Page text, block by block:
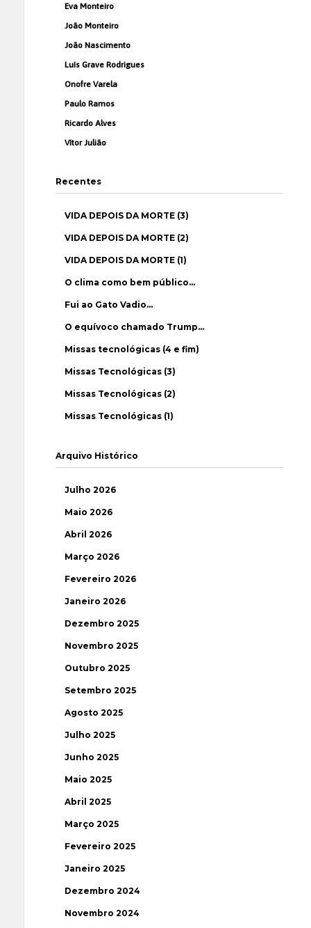
Eva Monteiro
João Monteiro
João Nascimento
Luís Grave Rodrigues
Onofre Varela
Paulo Ramos
Ricardo Alves
Vítor Julião
Recentes
VIDA DEPOIS DA MORTE (3)
VIDA DEPOIS DA MORTE (2)
VIDA DEPOIS DA MORTE (1)
O clima como bem público…
Fui ao Gato Vadio…
O equívoco chamado Trump…
Missas tecnológicas (4 e fim)
Missas Tecnológicas (3)
Missas Tecnológicas (2)
Missas Tecnológicas (1)
Arquivo Histórico
Julho 2026
Maio 2026
Abril 2026
Março 2026
Fevereiro 2026
Janeiro 2026
Dezembro 2025
Novembro 2025
Outubro 2025
Setembro 2025
Agosto 2025
Julho 2025
Junho 2025
Maio 2025
Abril 2025
Março 2025
Fevereiro 2025
Janeiro 2025
Dezembro 2024
Novembro 2024